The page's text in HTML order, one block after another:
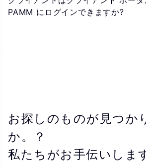
PAMM にログインできますか?
お探しのものが見つか
か。？
私たちがお手伝いしま